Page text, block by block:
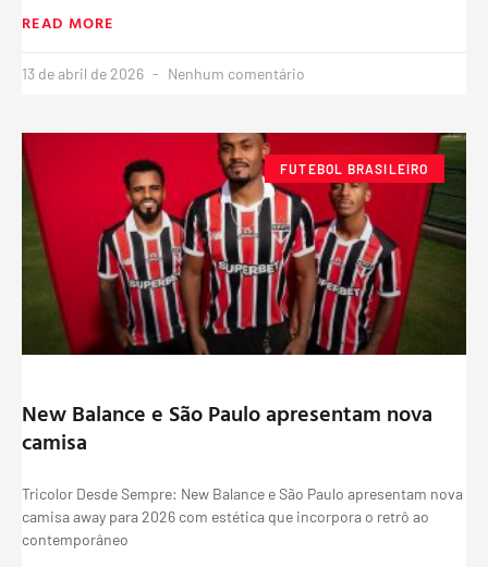
READ MORE
13 de abril de 2026 Nenhum comentário
FUTEBOL BRASILEIRO
New Balance e São Paulo apresentam nova
camisa
Tricolor Desde Sempre: New Balance e São Paulo apresentam nova
camisa away para 2026 com estética que incorpora o retrô ao
contemporâneo